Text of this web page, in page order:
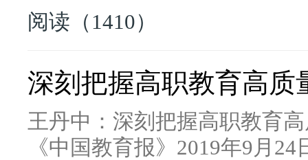
阅读（1410）
深刻把握高职教育高质
王丹中：深刻把握高职教育
《中国教育报》2019年9月